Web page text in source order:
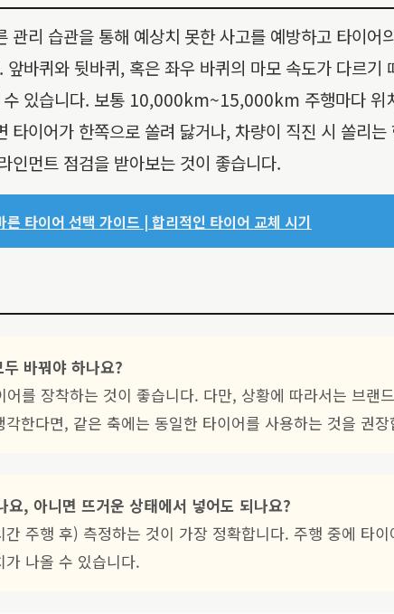
관리 습관을 통해 예상치 못한 사고를 예방하고 타이
바퀴와 뒷바퀴, 혹은 좌우 바퀴의 마모 속도가 다르
수 있습니다. 보통 10,000km~15,000km 주행마다
이어가 한쪽으로 쏠려 닳거나, 차량이 직진 시 쏠리
인먼트 점검을 받아보는 것이 좋습니다.
타이어 선택 가이드 | 합리적인 타이어 교체 시기
바꿔야 하나요?
를 장착하는 것이 좋습니다. 다만, 상황에 따라서는 브랜
한다면, 같은 축에는 동일한 타이어를 사용하는 것을 권장
, 아니면 뜨거운 상태에서 넣어도 되나요?
주행 후) 측정하는 것이 가장 정확합니다. 주행 중에 타
나올 수 있습니다.